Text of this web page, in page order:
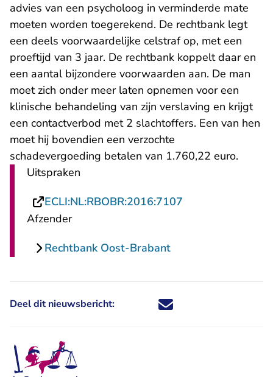
advies van een psycholoog in verminderde mate
moeten worden toegerekend. De rechtbank legt
een deels voorwaardelijke celstraf op, met een
proeftijd van 3 jaar. De rechtbank koppelt daar en
een aantal bijzondere voorwaarden aan. De man
moet zich onder meer laten opnemen voor een
klinische behandeling van zijn verslaving en krijgt
een contactverbod met 2 slachtoffers. Een van hen
moet hij bovendien een verzochte
schadevergoeding betalen van 1.760,22 euro.
Uitspraken
ECLI:NL:RBOBR:2016:7107
Afzender
Rechtbank Oost-Brabant
Deel dit nieuwsbericht: Deel dit nieuwsbericht via X -
Deel dit nieuwsbericht via
Deel dit nieuwsbericht
Deel dit